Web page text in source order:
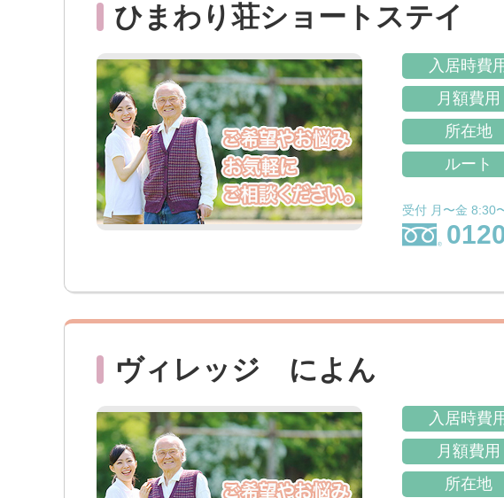
ひまわり荘ショートステイ
入居時費
月額費用
所在地
ルート
受付 月〜金 8:30
ヴィレッジ によん
入居時費
月額費用
所在地